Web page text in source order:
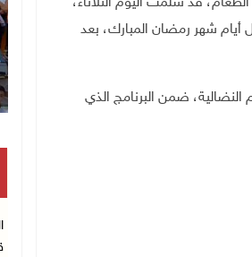
أيام شهر رمضان المبارك، بعد
الـ36 على التوالي، خطواتهم النضالية، ضمن البرنامج الذي